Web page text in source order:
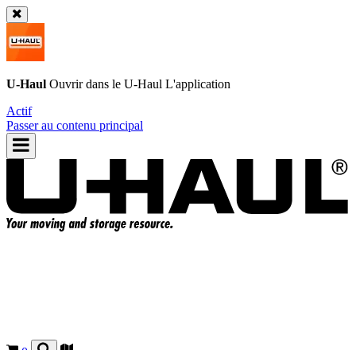
U-Haul Ouvrir dans le U-Haul L'application
Actif
Passer au contenu principal